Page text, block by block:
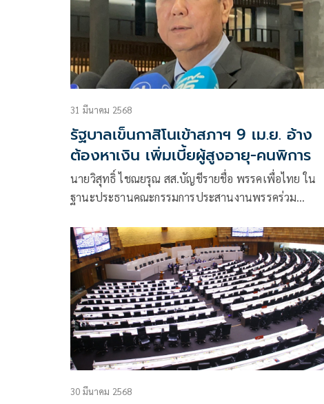
ก่อนปิดสมัยประชุมสภา วันที่ 11 เม.ย.
31 มีนาคม 2568
รัฐบาลเข็นกาสิโนเข้าสภาฯ 9 เม.ย. อ้าง
ต้องหาเงิน เพิ่มเบี้ยผู้สูงอายุ-คนพิการ
นายวิสุทธิ์ ไชณยรุณ สส.บัญชีรายชื่อ พรรคเพื่อไทย ใน
ฐานะประธานคณะกรรมการประสานงานพรรคร่วม
บัญญัติ (พ.ร.บ.) การประกอบธุรกิจสถานบันเทิงครบวงจร
หรือเอ็นเตอร์เทนเมนต์คอมเพล็กซ์
30 มีนาคม 2568